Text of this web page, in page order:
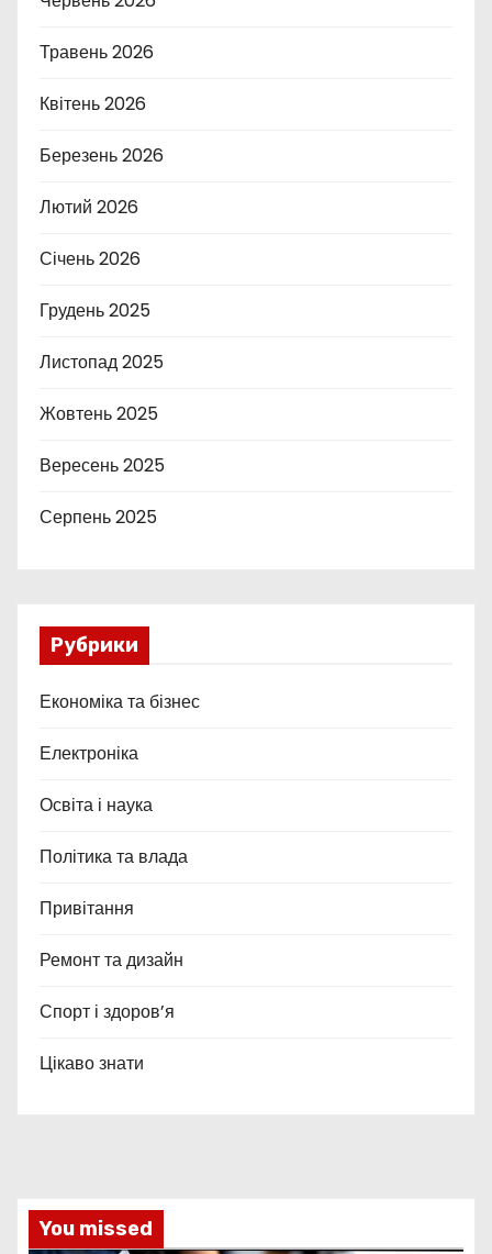
Травень 2026
Квітень 2026
Березень 2026
Лютий 2026
Січень 2026
Грудень 2025
Листопад 2025
Жовтень 2025
Вересень 2025
Серпень 2025
Рубрики
Економіка та бізнес
Електроніка
Освіта і наука
Політика та влада
Привітання
Ремонт та дизайн
Спорт і здоров’я
Цікаво знати
You missed